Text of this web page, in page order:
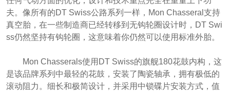
夫。像所有的DT Swiss公路系列一样，Mon Chasseral支持
真空胎，在一些制造商已经转移到无钩轮圈设计时，DT Swi
ss仍然坚持有钩轮圈，这意味着你仍然可以使用标准外胎。
Mon Chasserals使用DT Swiss的旗舰180花鼓内构，这
是该品牌系列中最轻的花鼓，安装了陶瓷轴承，拥有极低的
滚动阻力。细长和极简设计，并采用中锁碟片安装方式，值